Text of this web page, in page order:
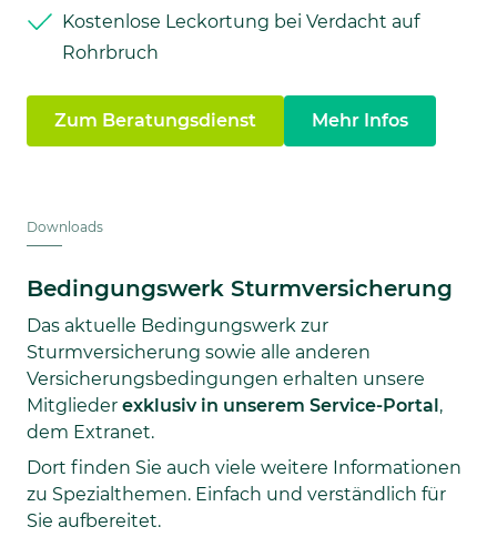
Kostenlose Leckortung bei Verdacht auf
Rohrbruch
Zum Beratungsdienst Mehr Infos
Downloads
Bedingungswerk Sturmversicherung
Das aktuelle Bedingungswerk zur
Sturmversicherung sowie alle anderen
Versicherungsbedingungen erhalten unsere
Mitglieder exklusiv in unserem Service-Portal,
dem Extranet.
Dort finden Sie auch viele weitere Informationen
zu Spezialthemen. Einfach und verständlich für
Sie aufbereitet.